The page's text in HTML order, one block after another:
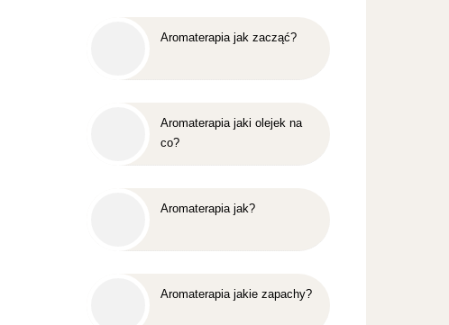
Aromaterapia jak zacząć?
Aromaterapia jaki olejek na
co?
Aromaterapia jak?
Aromaterapia jakie zapachy?